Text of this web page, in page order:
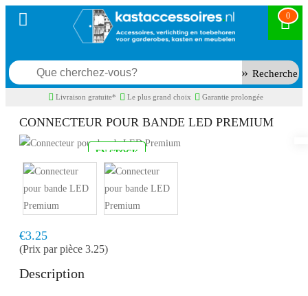
0
Recherche
Livraison gratuite* Le plus grand choix Garantie prolongée
CONNECTEUR POUR BANDE LED PREMIUM
EN STOCK
Livraison rapide, en 1 à 2 jours ouvrés
€3.25
(Prix par pièce 3.25)
Description